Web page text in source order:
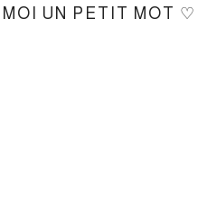
UN PETIT MOT ♡